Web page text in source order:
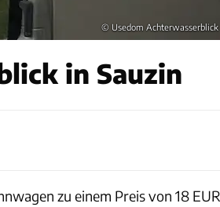
© Usedom Achterwasserblick
in Sauzin
zu einem Preis von 18